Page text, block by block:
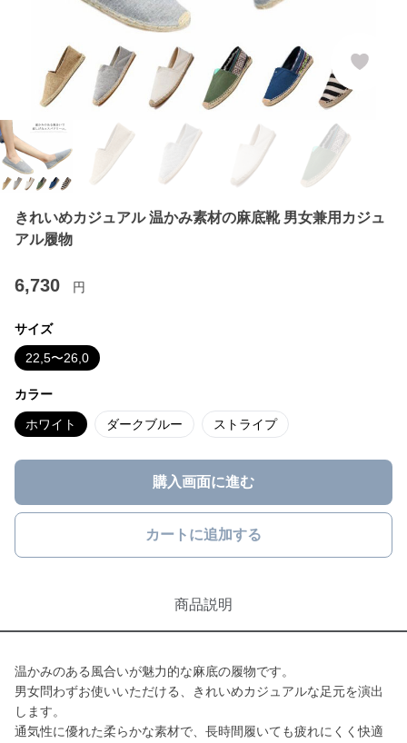
きれいめカジュアル 温かみ素材の麻底靴 男女兼用カジュ
アル履物
6,730 円
サイズ
22,5〜26,0
カラー
ホワイト ダークブルー ストライプ
購入画面に進む
カートに追加する
商品説明
温かみのある風合いが魅力的な麻底の履物です。
男女問わずお使いいただける、きれいめカジュアルな足元を演出
します。
通気性に優れた柔らかな素材で、長時間履いても疲れにくく快適